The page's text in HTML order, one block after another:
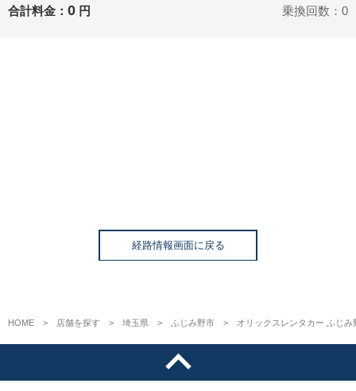
合計料金： 0 円 乗換回数：0
経路情報画面に戻る
HOME 店舗を探す 埼玉県 ふじみ野市 オリックスレンタカー ふじみ